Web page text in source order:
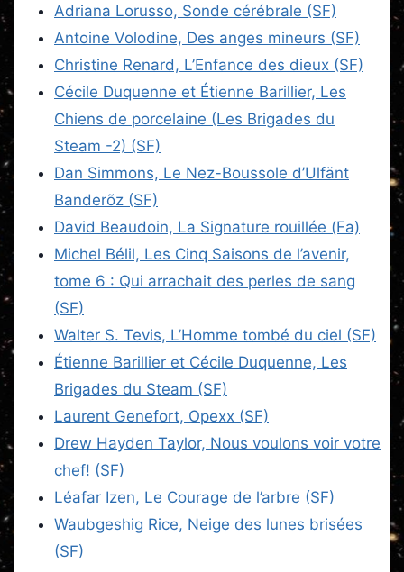
Adriana Lorusso, Sonde cérébrale (SF)
Antoine Volodine, Des anges mineurs (SF)
Christine Renard, L’Enfance des dieux (SF)
Cécile Duquenne et Étienne Barillier, Les
Chiens de porcelaine (Les Brigades du
Steam -2) (SF)
Dan Simmons, Le Nez-Boussole d’Ulfänt
Banderõz (SF)
David Beaudoin, La Signature rouillée (Fa)
Michel Bélil, Les Cinq Saisons de l’avenir,
tome 6 : Qui arrachait des perles de sang
(SF)
Walter S. Tevis, L’Homme tombé du ciel (SF)
Étienne Barillier et Cécile Duquenne, Les
Brigades du Steam (SF)
Laurent Genefort, Opexx (SF)
Drew Hayden Taylor, Nous voulons voir votre
chef! (SF)
Léafar Izen, Le Courage de l’arbre (SF)
Waubgeshig Rice, Neige des lunes brisées
(SF)